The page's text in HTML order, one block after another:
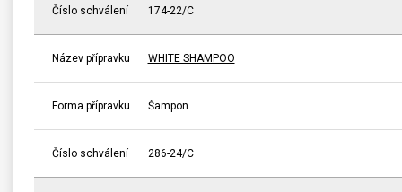
Číslo schválení 174-22/C
Název přípravku WHITE SHAMPOO
Forma přípravku Šampon
Číslo schválení 286-24/C